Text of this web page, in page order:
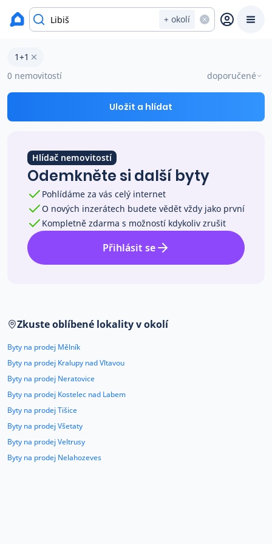
+ okolí
Prodat
Prodej s Reas.cz
Ceny prodaných nemovitostí
Okamžitý výkup
Přehled realitních makléřů
O nás
Kariéra
Kontakt
okres Mělník
Byty 1+1 na prodej Libiš
1+1
0 nemovitostí
doporučené
Uložit a hlídat
Hlídač nemovitostí
Odemkněte si další byty
Pohlídáme za vás celý internet
O nových inzerátech budete vědět vždy jako první
Kompletně zdarma s možností kdykoliv zrušit
Přihlásit se
Zkuste oblíbené lokality v okolí
Byty na prodej Mělník
Byty na prodej Kralupy nad Vltavou
Byty na prodej Neratovice
Byty na prodej Kostelec nad Labem
Byty na prodej Tišice
Byty na prodej Všetaty
Byty na prodej Veltrusy
Byty na prodej Nelahozeves